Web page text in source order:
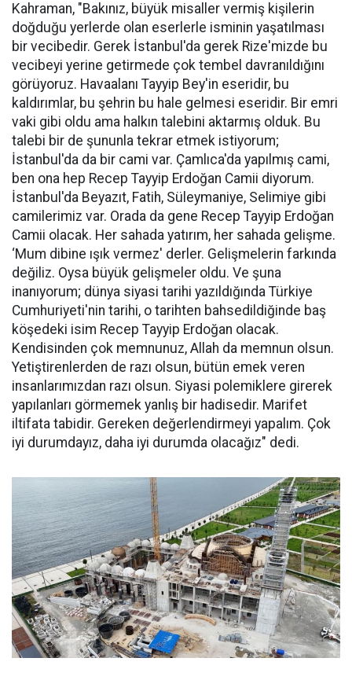
Kahraman, "Bakınız, büyük misaller vermiş kişilerin
doğduğu yerlerde olan eserlerle isminin yaşatılması
bir vecibedir. Gerek İstanbul'da gerek Rize'mizde bu
vecibeyi yerine getirmede çok tembel davranıldığını
görüyoruz. Havaalanı Tayyip Bey'in eseridir, bu
kaldırımlar, bu şehrin bu hale gelmesi eseridir. Bir emri
vaki gibi oldu ama halkın talebini aktarmış olduk. Bu
talebi bir de şununla tekrar etmek istiyorum;
İstanbul'da da bir cami var. Çamlıca'da yapılmış cami,
ben ona hep Recep Tayyip Erdoğan Camii diyorum.
İstanbul'da Beyazıt, Fatih, Süleymaniye, Selimiye gibi
camilerimiz var. Orada da gene Recep Tayyip Erdoğan
Camii olacak. Her sahada yatırım, her sahada gelişme.
‘Mum dibine ışık vermez' derler. Gelişmelerin farkında
değiliz. Oysa büyük gelişmeler oldu. Ve şuna
inanıyorum; dünya siyasi tarihi yazıldığında Türkiye
Cumhuriyeti'nin tarihi, o tarihten bahsedildiğinde baş
köşedeki isim Recep Tayyip Erdoğan olacak.
Kendisinden çok memnunuz, Allah da memnun olsun.
Yetiştirenlerden de razı olsun, bütün emek veren
insanlarımızdan razı olsun. Siyasi polemiklere girerek
yapılanları görmemek yanlış bir hadisedir. Marifet
iltifata tabidir. Gereken değerlendirmeyi yapalım. Çok
iyi durumdayız, daha iyi durumda olacağız" dedi.